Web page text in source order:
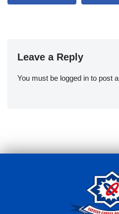
Leave a Reply
You must be logged in to post